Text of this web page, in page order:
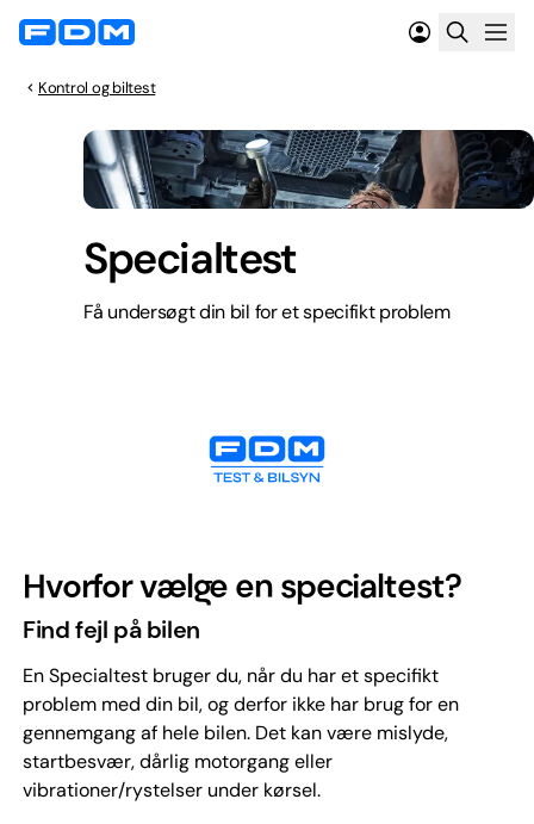
Kontrol og biltest
Specialtest
Få undersøgt din bil for et specifikt problem
Hvorfor vælge en specialtest?
Find fejl på bilen
En Specialtest bruger du, når du har et specifikt
problem med din bil, og derfor ikke har brug for en
gennemgang af hele bilen. Det kan være mislyde,
startbesvær, dårlig motorgang eller
vibrationer/rystelser under kørsel.